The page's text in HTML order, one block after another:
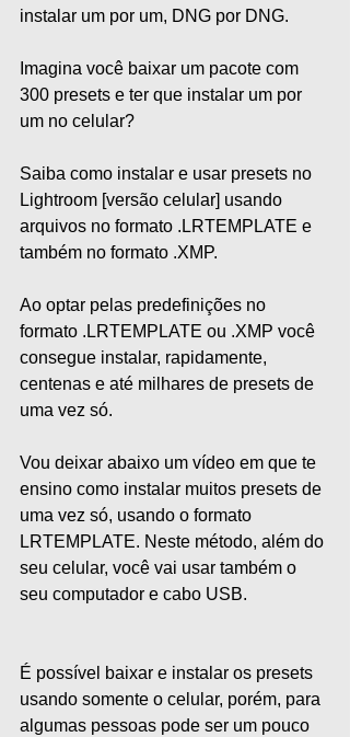
instalar um por um, DNG por DNG.
Imagina você baixar um pacote com
300 presets e ter que instalar um por
um no celular?
Saiba como instalar e usar presets no
Lightroom [versão celular] usando
arquivos no formato .LRTEMPLATE e
também no formato .XMP.
Ao optar pelas predefinições no
formato .LRTEMPLATE ou .XMP você
consegue instalar, rapidamente,
centenas e até milhares de presets de
uma vez só.
Vou deixar abaixo um vídeo em que te
ensino como instalar muitos presets de
uma vez só, usando o formato
LRTEMPLATE. Neste método, além do
seu celular, você vai usar também o
seu computador e cabo USB.
É possível baixar e instalar os presets
usando somente o celular, porém, para
algumas pessoas pode ser um pouco